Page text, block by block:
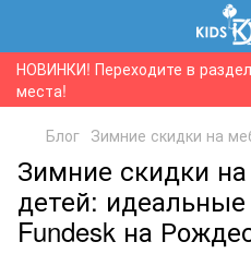
НОВИНКИ! Переходите в
места!
Блог Зимние скидки на
Зимние скидки
детей:
Fundesk на